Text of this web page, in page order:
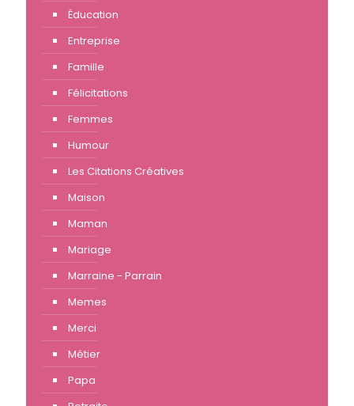
Éducation
Entreprise
Famille
Félicitations
Femmes
Humour
Les Citations Créatives
Maison
Maman
Mariage
Marraine - Parrain
Memes
Merci
Métier
Papa